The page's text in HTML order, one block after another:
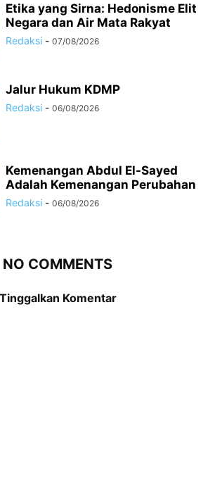
Etika yang Sirna: Hedonisme Elit
Negara dan Air Mata Rakyat
Redaksi - 07/08/2026
Jalur Hukum KDMP
Redaksi - 06/08/2026
Kemenangan Abdul El-Sayed
Adalah Kemenangan Perubahan
Redaksi - 06/08/2026
NO COMMENTS
Tinggalkan Komentar